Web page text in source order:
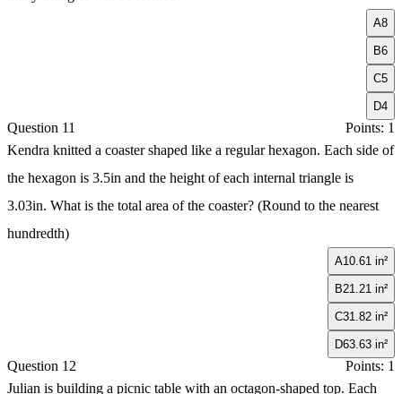
A8
B6
C5
D4
Question 11
Points: 1
Kendra knitted a coaster shaped like a regular hexagon. Each side of
the hexagon is 3.5in and the height of each internal triangle is
3.03in. What is the total area of the coaster? (Round to the nearest
hundredth)
A10.61 in²
B21.21 in²
C31.82 in²
D63.63 in²
Question 12
Points: 1
Julian is building a picnic table with an octagon-shaped top. Each